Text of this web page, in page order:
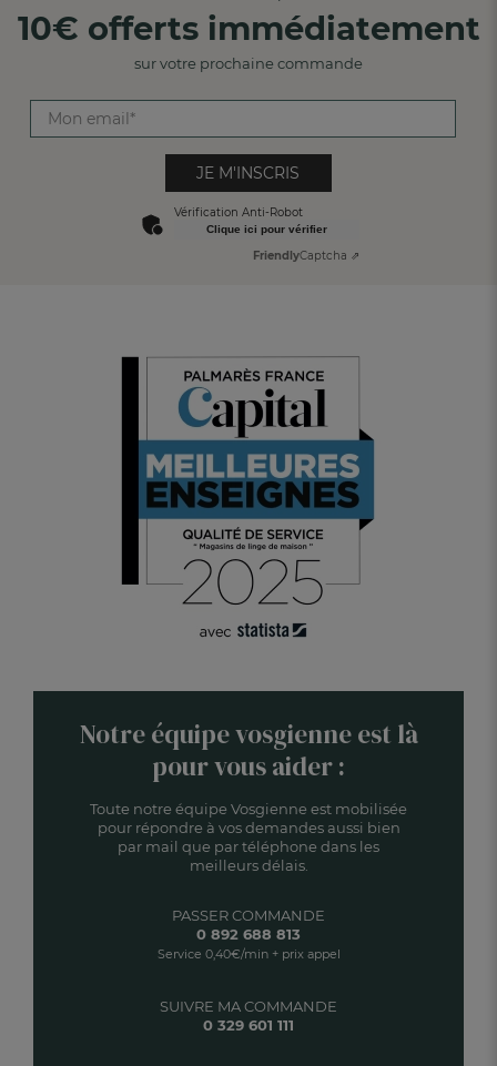
10€ offerts immédiatement
sur votre prochaine commande
JE M'INSCRIS
Vérification Anti-Robot
Clique ici pour vérifier
FriendlyCaptcha ⇗
Notre équipe vosgienne est là
pour vous aider :
Toute notre équipe Vosgienne est mobilisée
pour répondre à vos demandes aussi bien
par mail que par téléphone dans les
meilleurs délais.
SUIVRE MA COMMANDE
0 329 601 111
PASSER COMMANDE
0 892 688 813
Service 0,40€/min + prix appel